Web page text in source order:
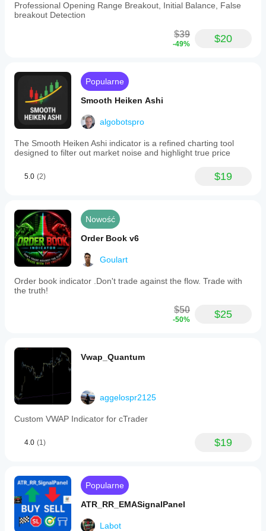
Professional Opening Range Breakout, Initial Balance, False
breakout Detection
$39
-49% $20
Popularne
Smooth Heiken Ashi
algobotspro
The Smooth Heiken Ashi indicator is a refined charting tool
designed to filter out market noise and highlight true price
5.0 (2) $19
Nowość
Order Book v6
Goulart
Order book indicator .Don't trade against the flow. Trade with
the truth!
$50
-50% $25
Vwap_Quantum
aggelospr2125
Custom VWAP Indicator for cTrader
4.0 (1) $19
Popularne
ATR_RR_EMASignalPanel
Labot